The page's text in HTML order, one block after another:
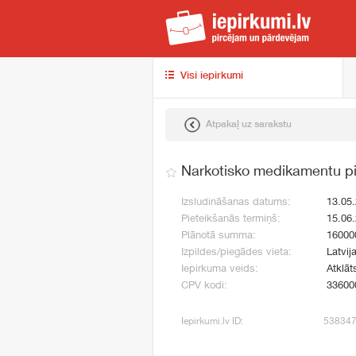
Visi iepirkumi
Atpakaļ uz sarakstu
Narkotisko medikamentu
Izsludināšanas datums:
Pieteikšanās termiņš:
Plānotā summa:
Izpildes/piegādes vieta:
Iepirkuma veids:
CPV kodi:
Iepirkumi.lv ID: